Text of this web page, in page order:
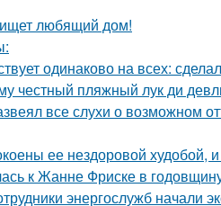
любящий дом!
одинаково на всех:
честный пляжный лук ди
все слухи о возможном
ее нездоровой худобой,
к Жанне Фриске в
энергослужб начали